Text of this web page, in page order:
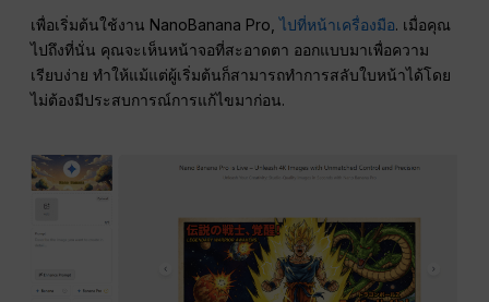
เพื่อเริ่มต้นใช้งาน NanoBanana Pro,ไปที่หน้าเครื่องมือ. เมื่อคุณ
ไปถึงที่นั่น คุณจะเห็นหน้าจอที่สะอาดตา ออกแบบมาเพื่อความ
เรียบง่าย ทำให้แม้แต่ผู้เริ่มต้นก็สามารถทำการสลับใบหน้าได้โดย
ไม่ต้องมีประสบการณ์การแก้ไขมาก่อน.